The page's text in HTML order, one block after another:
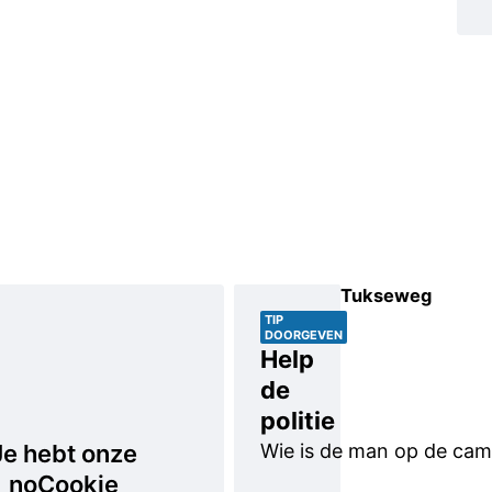
hebt onze
noCookie
werd
TIP
DOORGEVEN
Help
de
politie
Wie is de man op de
Tukseweg